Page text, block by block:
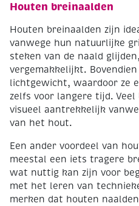
Houten breinaalden
Houten breinaalden zijn
vanwege hun natuurlijke
steken van de naald
vergemakkelijkt.
lichtgewicht, waardoor ze
zelfs voor langere tijd. Veel
visueel aantrekkelijk
van het hout.
Een ander voordeel van
meestal een iets tragere
wat nuttig kan zijn voor
met het leren van
merken dat houten